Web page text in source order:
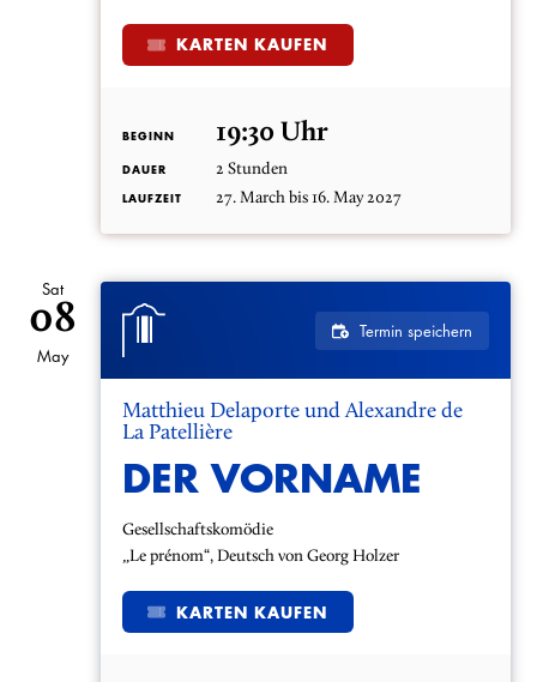
KARTEN KAUFEN
BEGINN 19:30 Uhr
DAUER 2 Stunden
LAUFZEIT 27. March bis 16. May 2027
Sat
08
May
Termin speichern
Matthieu Delaporte und Alexandre de
La Patellière
DER VORNAME
Gesellschaftskomödie
„Le prénom“, Deutsch von Georg Holzer
KARTEN KAUFEN